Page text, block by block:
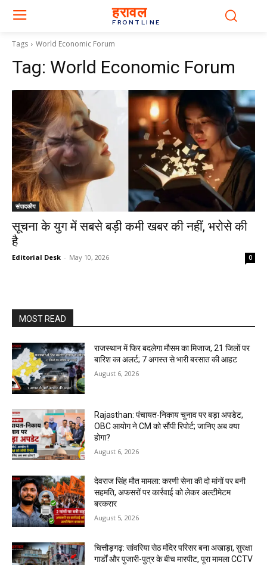
हरावल
FRONTLINE
Tags World Economic Forum
Tag: World Economic Forum
संपादकीय
सूचना के युग में सबसे बड़ी कमी खबर की नहीं, भरोसे की
है
Editorial Desk - May 10, 2026 0
MOST READ
राजस्थान में फिर बदलेगा मौसम का मिजाज, 21 जिलों पर
बारिश का अलर्ट; 7 अगस्त से भारी बरसात की आहट
August 6, 2026
Rajasthan: पंचायत-निकाय चुनाव पर बड़ा अपडेट,
OBC आयोग ने CM को सौंपी रिपोर्ट; जानिए अब क्या
होगा?
August 6, 2026
देवराज सिंह मौत मामला: करणी सेना की दो मांगों पर बनी
सहमति, अफसरों पर कार्रवाई को लेकर अल्टीमेटम
बरकरार
August 5, 2026
चित्तौड़गढ़: सांवरिया सेठ मंदिर परिसर बना अखाड़ा, सुरक्षा
गार्डों और पुजारी-पुत्र के बीच मारपीट, पूरा मामला CCTV